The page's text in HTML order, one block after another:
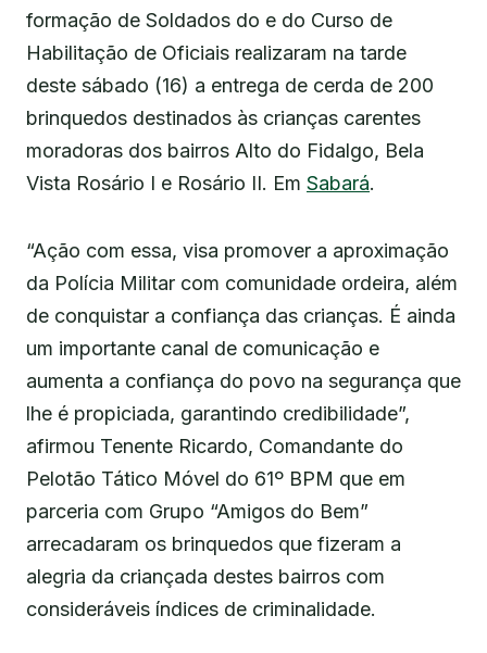
formação de Soldados do e do Curso de
Habilitação de Oficiais realizaram na tarde
deste sábado (16) a entrega de cerda de 200
brinquedos destinados às crianças carentes
moradoras dos bairros Alto do Fidalgo, Bela
Vista Rosário I e Rosário II. Em Sabará.
“Ação com essa, visa promover a aproximação
da Polícia Militar com comunidade ordeira, além
de conquistar a confiança das crianças. É ainda
um importante canal de comunicação e
aumenta a confiança do povo na segurança que
lhe é propiciada, garantindo credibilidade”,
afirmou Tenente Ricardo, Comandante do
Pelotão Tático Móvel do 61º BPM que em
parceria com Grupo “Amigos do Bem”
arrecadaram os brinquedos que fizeram a
alegria da criançada destes bairros com
consideráveis índices de criminalidade.